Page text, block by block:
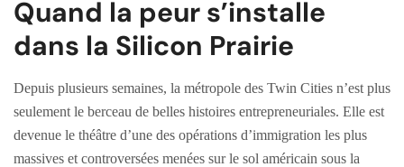
Quand la peur s’installe
dans la Silicon Prairie
Depuis plusieurs semaines, la métropole des Twin Cities n’est plus
seulement le berceau de belles histoires entrepreneuriales. Elle est
devenue le théâtre d’une des opérations d’immigration les plus
massives et controversées menées sur le sol américain sous la